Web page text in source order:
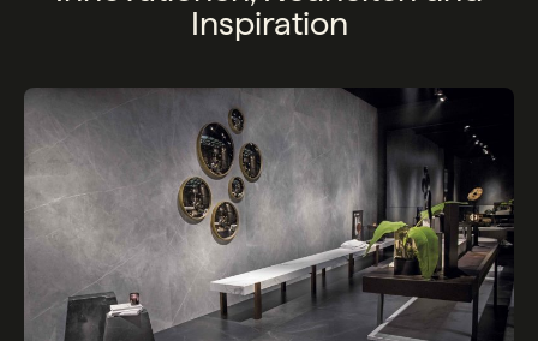
Inspiration